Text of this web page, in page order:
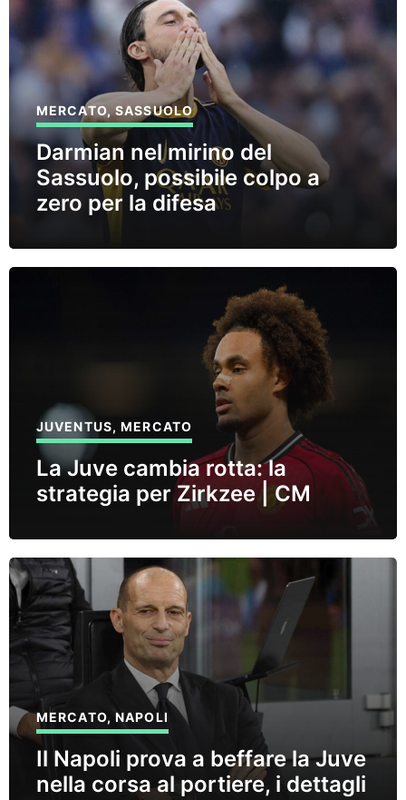
MERCATO,SASSUOLO
Darmian nel mirino del
Sassuolo, possibile colpo a
zero per la difesa
JUVENTUS,MERCATO
La Juve cambia rotta: la
strategia per Zirkzee | CM
MERCATO, NAPOLI
Il Napoli prova a beffare la Juve
nella corsa al portiere, i dettagli